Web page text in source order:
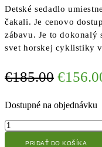
Detské sedadlo
čakali. Je cenovo
zábavu. Je to dokonalý
svet horskej cyklistiky
€185.00
was:
€
Dostupné na objednávku
množstvo
SHOTGUN
PRIDAŤ DO KOŠÍKA